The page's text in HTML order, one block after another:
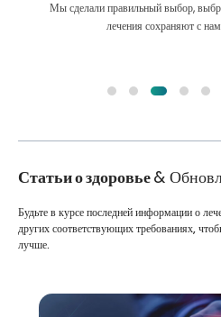
Мы сделали правильный выбор,
лечения сохраняют с
Статьи о здоровье&
Будьте в курсе последней информации о
других соответствующих требованиях,
лучше.